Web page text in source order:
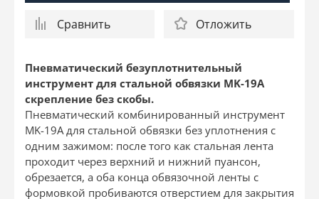
Сравнить Отложить
Пневматический безуплотнительный
инструмент для стальной обвязки MK-19A
скрепление без скобы.
Пневматический комбинированный инструмент
MK-19A для стальной обвязки без уплотнения с
одним зажимом: после того как стальная лента
проходит через верхний и нижний пуансон,
обрезается, а оба конца обвязочной ленты с
формовкой пробиваются отверстием для закрытия